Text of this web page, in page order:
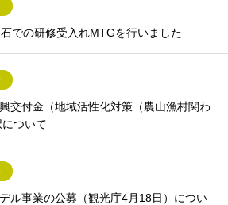
での研修受入れMTGを行いました
交付金（地域活性化対策（農山漁村関わ
ついて
ル事業の公募（観光庁4月18日）につい